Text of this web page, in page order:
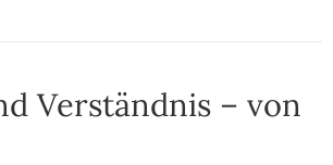
Verständnis – von